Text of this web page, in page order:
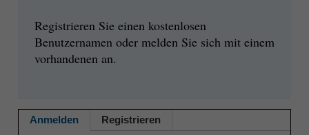
Registrieren Sie einen kostenlosen
Benutzernamen oder melden Sie sich mit einem
vorhandenen an.
Anmelden Registrieren